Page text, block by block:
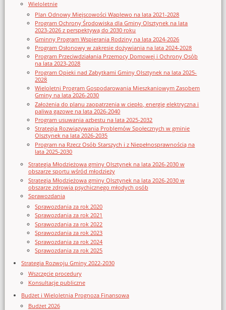
Wieloletnie
Plan Odnowy Miejscowości Waplewo na lata 2021-2028
Program Ochrony Środowiska dla Gminy Olsztynek na lata
2023-2026 z perspektywą do 2030 roku
Gminny Program Wspierania Rodziny na lata 2024-2026
Program Osłonowy w zakresie dożywiania na lata 2024-2028
Program Przeciwdziałania Przemocy Domowej i Ochrony Osób
na lata 2023-2028
Program Opieki nad Zabytkami Gminy Olsztynek na lata 2025-
2028
Wieloletni Program Gospodarowania Mieszkaniowym Zasobem
Gminy na lata 2026-2030
Założenia do planu zaopatrzenia w ciepło, energię elektryczna i
paliwa gazowe na lata 2026-2040
Program usuwania azbestu na lata 2025-2032
Strategia Rozwiązywania Problemów Społecznych w gminie
Olsztynek na lata 2026-2035
Program na Rzecz Osób Starszych i z Niepełnosprawnością na
lata 2025-2030
Strategia Młodzieżowa gminy Olsztynek na lata 2026-2030 w
obszarze sportu wśród młodzieży
Strategia Młodzieżowa gminy Olsztynek na lata 2026-2030 w
obszarze zdrowia psychicznego młodych osób
Sprawozdania
Sprawozdania za rok 2020
Sprawozdania za rok 2021
Sprawozdania za rok 2022
Sprawozdania za rok 2023
Sprawozdania za rok 2024
Sprawozdania za rok 2025
Strategia Rozwoju Gminy 2022-2030
Wszczęcie procedury
Konsultacje publiczne
Budżet i Wieloletnia Prognoza Finansowa
Budżet 2026